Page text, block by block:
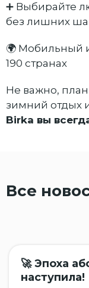
➕ Выбирайте
без лишних
🌍 Мобильный
190 странах
Не важно,
зимний отдых
Birka вы
Все
🚀 Эпоха
наступила!